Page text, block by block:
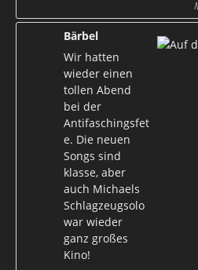
Bärbel
Wir hatten
wieder einen
tollen Abend
bei der
Antifaschingsfet
e. Die neuen
Songs sind
klasse, aber
auch Michaels
Schlagzeugsolo
war wieder
ganz großes
Kino!